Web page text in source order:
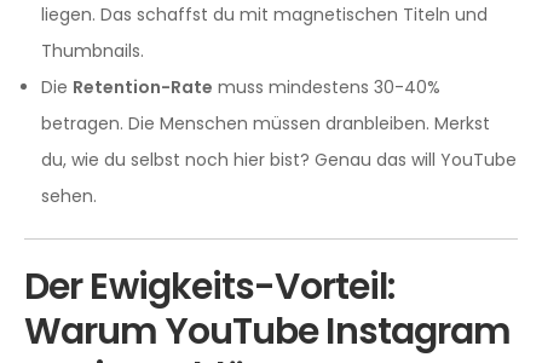
liegen. Das schaffst du mit magnetischen Titeln und
Thumbnails.
Die Retention-Rate muss mindestens 30-40%
betragen. Die Menschen müssen dranbleiben. Merkst
du, wie du selbst noch hier bist? Genau das will YouTube
sehen.
Der Ewigkeits-Vorteil:
Warum YouTube Instagram